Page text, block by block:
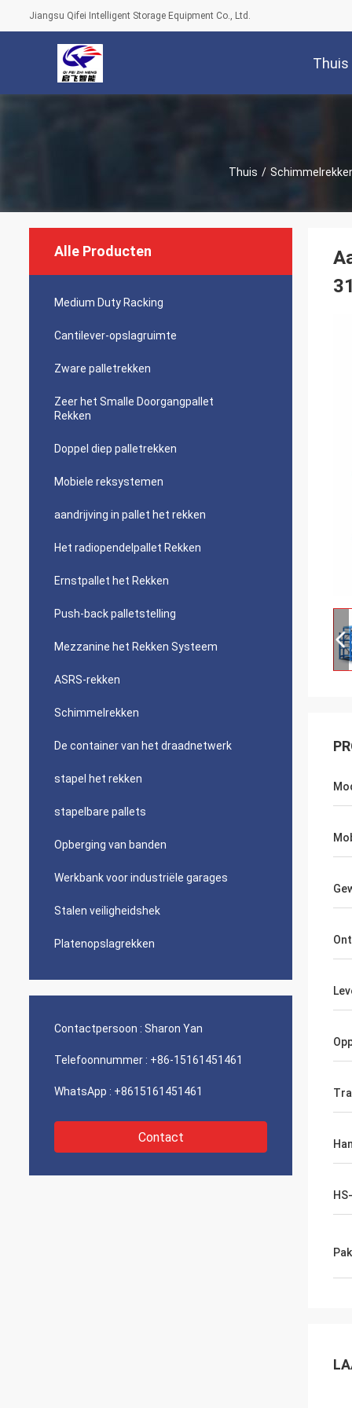
Jiangsu Qifei Intelligent Storage Equipment Co., Ltd.
Thuis
Thuis /
Alle Producten
Medium Duty Racking
Cantilever-opslagruimte
Zware palletrekken
Zeer het Smalle Doorgangpallet
Rekken
Doppel diep palletrekken
Mobiele reksystemen
aandrijving in pallet het rekken
Het radiopendelpallet Rekken
Ernstpallet het Rekken
Push-back palletstelling
Mezzanine het Rekken Systeem
ASRS-rekken
Schimmelrekken
De container van het draadnetwerk
stapel het rekken
stapelbare pallets
Opberging van banden
Werkbank voor industriële garages
Stalen veiligheidshek
Platenopslagrekken
Contactpersoon : Sharon Yan
Telefoonnummer : +86-15161451461
WhatsApp : +8615161451461
Contact